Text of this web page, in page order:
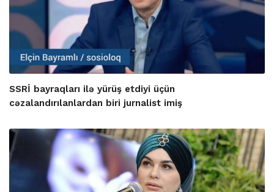
SSRİ bayraqları ilə yürüş etdiyi üçün
cəzalandırılanlardan biri jurnalist imiş